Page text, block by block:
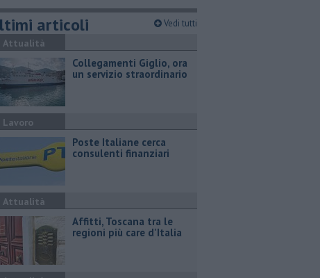
articoli Vedi tutti
Attualità
Collegamenti Giglio, ora
un servizio straordinario
Lavoro
Poste Italiane cerca
consulenti finanziari
Attualità
Affitti, Toscana tra le
regioni più care d'Italia